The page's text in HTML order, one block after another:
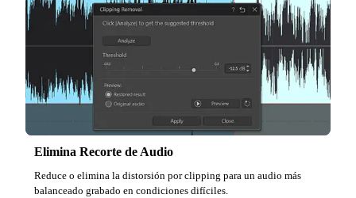
Elimina Recorte de Audio
Reduce o elimina la distorsión por clipping para un audio más
balanceado grabado en condiciones difíciles.